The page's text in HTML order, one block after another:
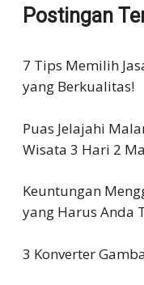
Postingan
7 Tips Memilih
yang Berkualitas!
Puas Jelajahi
Wisata 3 Hari 2
Keuntungan
yang Harus Anda
3 Konverter